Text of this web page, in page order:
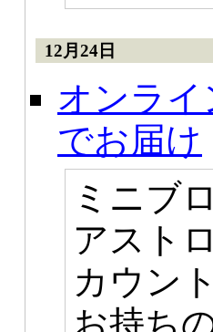
12月24日
オンライ
でお届け
ミニブ
アスト
カウン
お持ち